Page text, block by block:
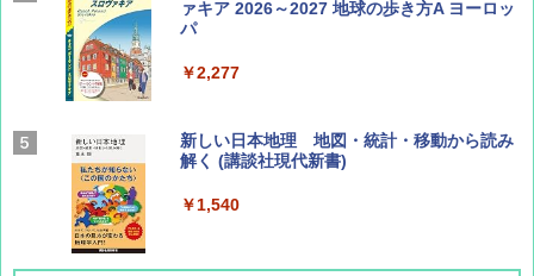
￥1,540
AIRLINE（エアライン）2026年9月号【特
集】ボーイング110周年を祝して！
￥1,760
ァキア 2026～2027 地球の歩き方A ヨーロッ
パ
￥2,277
新しい日本地理 地図・統計・移動から読み
解く (講談社現代新書)
￥1,540